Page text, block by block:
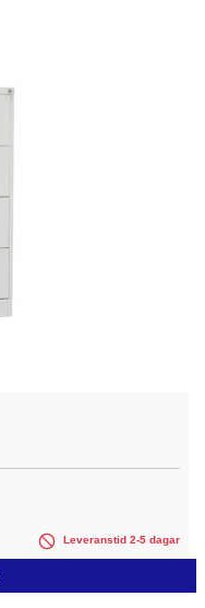
Leveranstid 2-5 dagar